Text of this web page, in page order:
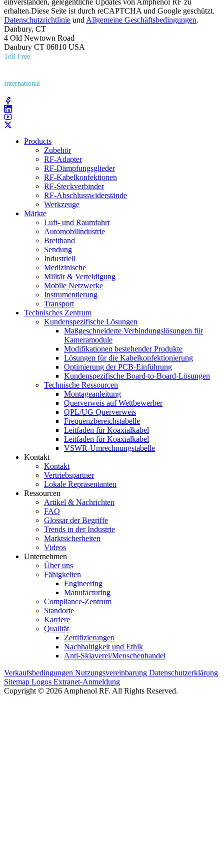
einverstanden, gelegentliche Updates von Amphenol RF zu
erhalten.Diese Seite ist durch reCAPTCHA und Google geschützt.
Datenschutzrichtlinie und Allgemeine Geschäftsbedingungen.
Danbury, CT
4 Old Newtown Road
Danbury CT 06810 USA
Toll Free
International
Products
Zubehör
RF-Adapter
RF-Dämpfungsglieder
RF-Kabelkonfektionen
RF-Steckverbinder
RF-Abschlusswiderstände
Werkzeuge
Märkte
Luft- und Raumfahrt
Automobilindustrie
Breitband
Sendung
Industriell
Medizinische
Militär & Verteidigung
Mobile Netzwerke
Instrumentierung
Transport
Technisches Zentrum
Kundenspezifische Lösungen
Maßgeschneiderte Verbindungslösungen für
Kameramodule
Modifikationen bestehender Produkte
Lösungen für die Kabelkonfektionierung
Optimierung der PCB-Einführung
Kundenspezifische Board-to-Board-Lösungen
Technische Ressourcen
Montageanleitung
Querverweis auf Wettbewerber
QPL/UG Querverweis
Frequenzbereichstabelle
Leitfaden für Koaxialkabel
Leitfaden für Koaxialkabel
VSWR-Umrechnungstabelle
Kontakt
Kontakt
Vertriebspartner
Lokale Repräsentanten
Ressourcen
Artikel & Nachrichten
FAQ
Glossar der Begriffe
Trends in der Industrie
Marktsicherheiten
Videos
Unternehmen
Über uns
Fähigkeiten
Engineering
Manufacturing
Compliance-Zentrum
Standorte
Karriere
Qualität
Zertifizierungen
Nachhaltigkeit und Ethik
Anti-Sklaverei/Menschenhandel
Verkaufsbedingungen Nutzungsvereinbarung Datenschutzerklärung
Sitemap Logos Extranet-Anmeldung
Copyright © 2026 Amphenol RF. All Rights Reserved.